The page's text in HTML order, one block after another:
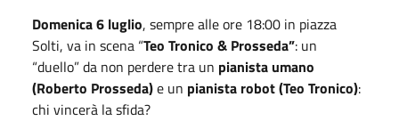
Domenica6 luglio, sempre alle ore 18:00 in piazza
Solti, va in scena “Teo Tronico & Prosseda”: un
“duello” da non perdere tra un pianista umano
(Roberto Prosseda)e un pianista robot (Teo Tronico):
chi vincerà la sfida?